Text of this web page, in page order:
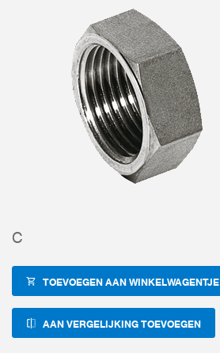
C
TOEVOEGEN AAN WINKELWAGENTJE
AAN VERGELIJKING TOEVOEGEN